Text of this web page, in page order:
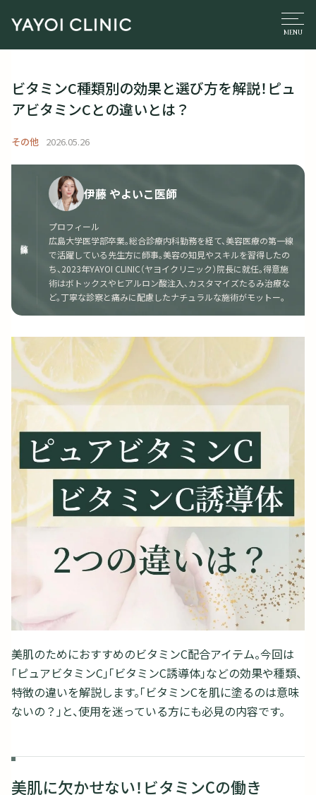
ビタミンC種類別の効果と選び方を解説！ピュ
アビタミンCとの違いとは？
その他 2026.05.26
伊藤 やよいこ医師
プロフィール
広島大学医学部卒業。総合診療内科勤務を経て、美容医療の第一線
で活躍している先生方に師事。美容の知見やスキルを習得したの
ち、2023年YAYOI CLINIC（ヤヨイクリニック）院長に就任。得意施
術はボトックスやヒアルロン酸注入、カスタマイズたるみ治療な
ど。丁寧な診察と痛みに配慮したナチュラルな施術がモットー。
美肌のためにおすすめのビタミンC配合アイテム。今回は
「ピュアビタミンC」「ビタミンC誘導体」などの効果や種類、
特徴の違いを解説します。「ビタミンCを肌に塗るのは意味
ないの？」と、使用を迷っている方にも必見の内容です。
美肌に欠かせない！ビタミンCの働き